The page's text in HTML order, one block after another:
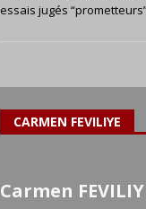
essais jugés
CARMEN FEVILIYE
Carmen